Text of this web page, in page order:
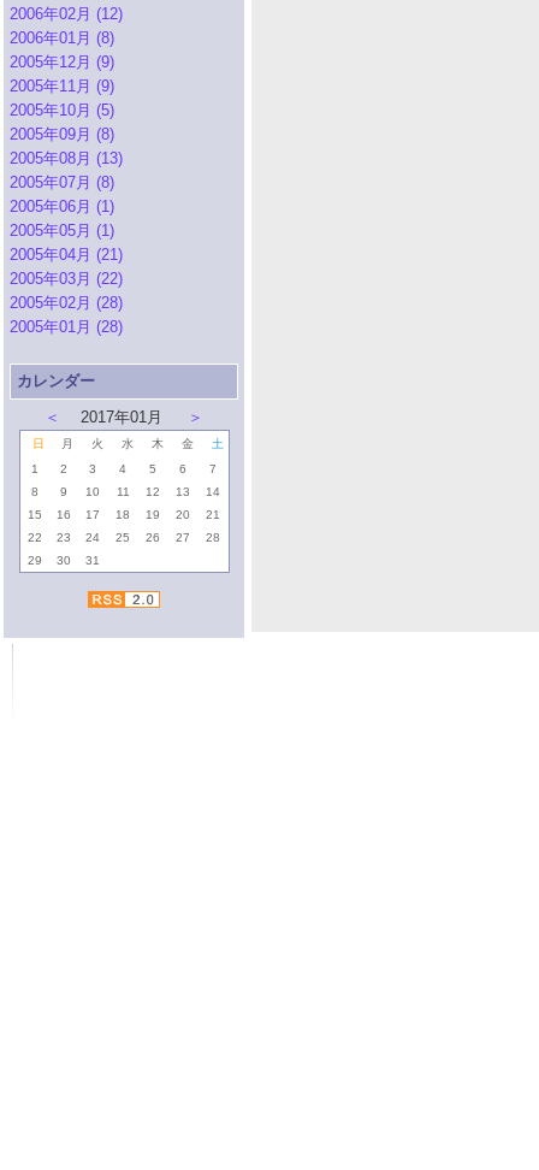
2006年02月 (12)
2006年01月 (8)
2005年12月 (9)
2005年11月 (9)
2005年10月 (5)
2005年09月 (8)
2005年08月 (13)
2005年07月 (8)
2005年06月 (1)
2005年05月 (1)
2005年04月 (21)
2005年03月 (22)
2005年02月 (28)
2005年01月 (28)
カレンダー
＜
2017年01月 ＞
日 月 火 水 木 金
土
1
2 3 4 5 6
7
8
9 10 11 12 13
14
15
16 17 18 19 20
21
22
23 24 25 26 27
28
29
30 31